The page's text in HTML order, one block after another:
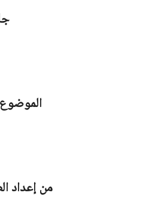
من إعداد